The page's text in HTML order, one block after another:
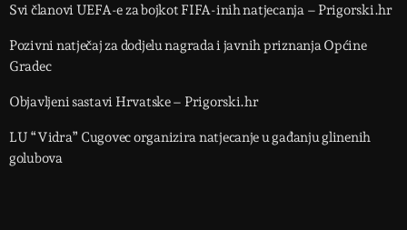
Svi članovi UEFA-e za bojkot FIFA-inih natjecanja – Prigorski.hr
Pozivni natječaj za dodjelu nagrada i javnih priznanja Općine
Gradec
Objavljeni sastavi Hrvatske – Prigorski.hr
LU “Vidra” Cugovec organizira natjecanje u gađanju glinenih
golubova